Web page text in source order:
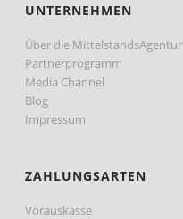
UNTERNEHMEN
Über die MittelstandsAgentur
Partnerprogramm
Media Channel
Blog
Impressum
ZAHLUNGSARTEN
Vorauskasse